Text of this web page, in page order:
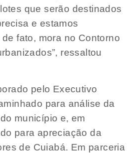
que serão destinados
e estamos
fato, mora no Contorno
ressaltou
pelo Executivo
para análise da
município e, em
para apreciação da
de Cuiabá. Em parceria